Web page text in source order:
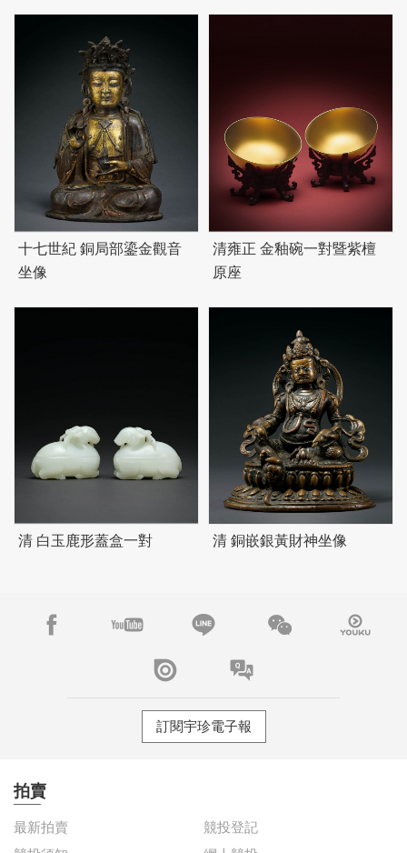
十七世紀 銅局部鎏金觀音
坐像
清雍正 金釉碗一對暨紫檀
原座
清 白玉鹿形蓋盒一對 清 銅嵌銀黃財神坐像
訂閱宇珍電子報
拍賣
最新拍賣
競投登記